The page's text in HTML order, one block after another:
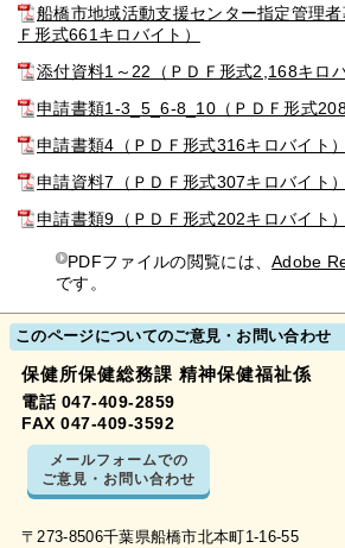
船橋市地域活動支援センター指定管理
Ｆ形式661キロバイト）
添付資料1～22（ＰＤＦ形式2,168キロバ
申請書類1-3_5_6-8_10（ＰＤＦ形式208
申請書類4（ＰＤＦ形式316キロバイト）
申請資料7（ＰＤＦ形式307キロバイト）
申請書類9（ＰＤＦ形式202キロバイト）
PDFファイルの閲覧には、Adobe
です。
このページについてのご意見・お問い合わせ
保健所保健総務課 精神保健福祉係
電話 047-409-2859
FAX 047-409-3592
メールフォームでの
ご意見・お問い合わせ
〒273-8506千葉県船橋市北本町1-16-55